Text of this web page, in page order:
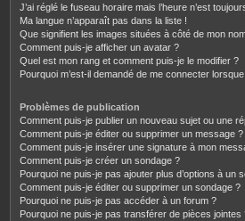
J’ai réglé le fuseau horaire mais l’heure n’est
Ma langue n’apparaît pas dans la liste !
Que signifient les images situées à côté de mon
Comment puis-je afficher un avatar ?
Quel est mon rang et comment puis-je le modifier ?
Pourquoi m’est-il demandé de me connecter
Problèmes de publication
Comment puis-je publier un nouveau sujet ou une
Comment puis-je éditer ou supprimer un message ?
Comment puis-je insérer une signature à mon
Comment puis-je créer un sondage ?
Pourquoi ne puis-je pas ajouter plus d’options à un
Comment puis-je éditer ou supprimer un sondage ?
Pourquoi ne puis-je pas accéder à un forum ?
Pourquoi ne puis-je pas transférer de pièces jointes